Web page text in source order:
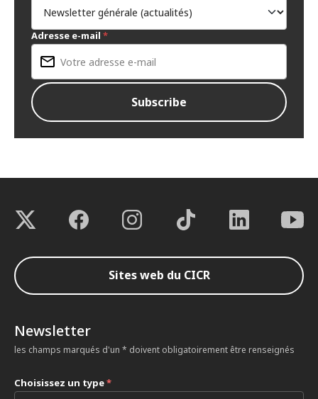
Adresse e-mail *
Sites web du CICR
Newsletter
les champs marqués d'un * doivent obligatoirement être renseignés
Choisissez un type*